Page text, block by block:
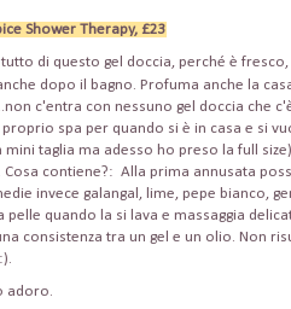
Shower Therapy, £23
tutto di questo gel doccia, perché è
dopo il bagno. Profuma anche la
c'entra con nessuno gel doccia che
proprio spa per quando si è in casa e si
mini taglia ma adesso ho preso la full
Cosa contiene?: Alla prima annusata
invece galangal, lime, pepe bianco,
pelle quando la si lava e massaggia
consistenza tra un gel e un olio. Non
adoro.